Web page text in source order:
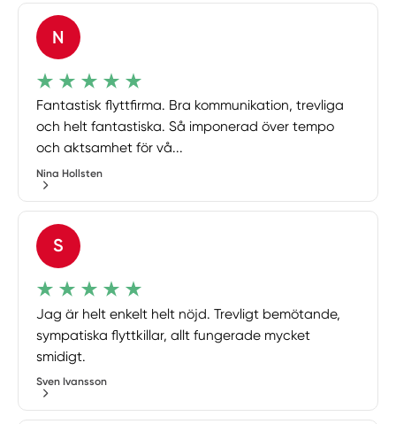
N
Fantastisk flyttfirma. Bra kommunikation, trevliga
och helt fantastiska. Så imponerad över tempo
och aktsamhet för vå...
Nina Hollsten
S
Jag är helt enkelt helt nöjd. Trevligt bemötande,
sympatiska flyttkillar, allt fungerade mycket
smidigt.
Sven Ivansson